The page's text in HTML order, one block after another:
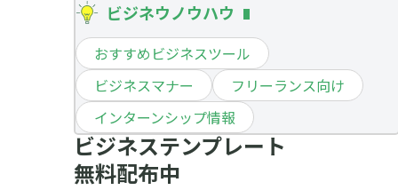
ビジネウノウハウ
おすすめビジネスツール
ビジネスマナー
フリーランス向け
インターンシップ情報
ビジネステンプレート
無料配布中